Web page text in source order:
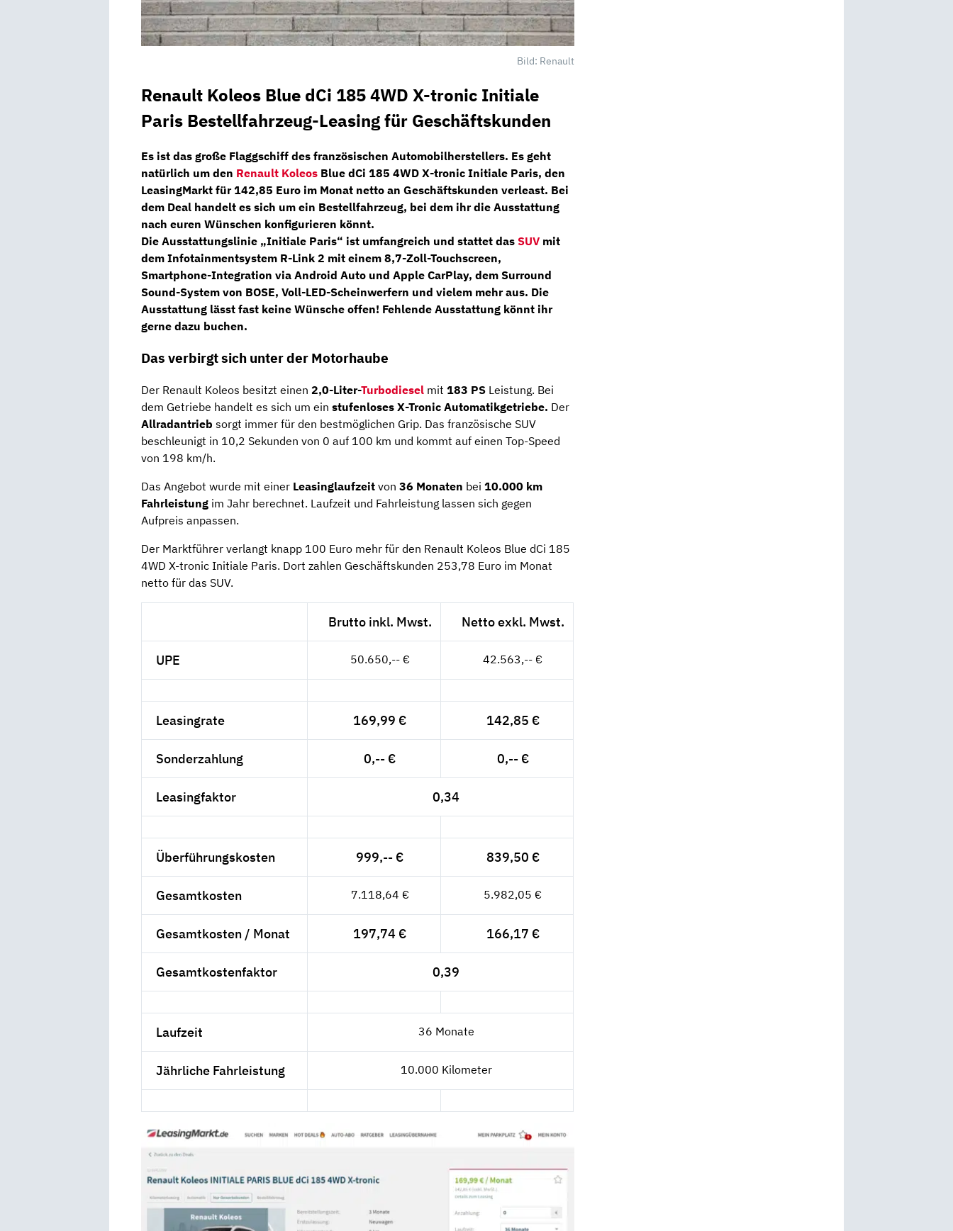
Bild: Renault
Renault Koleos Blue dCi 185 4WD X-tronic Initiale
Paris Bestellfahrzeug-Leasing für Geschäftskunden
Es ist das große Flaggschiff des französischen Automobilherstellers. Es geht
natürlich um den Renault Koleos Blue dCi 185 4WD X-tronic Initiale Paris, den
LeasingMarkt für142,85 Euro im Monat netto an Geschäftskunden verleast. Bei
dem Deal handelt es sich um ein Bestellfahrzeug, bei dem ihr die Ausstattung
nach euren Wünschen konfigurieren könnt.
Die Ausstattungslinie „Initiale Paris“ ist umfangreich und stattet das SUV mit
dem Infotainmentsystem R-Link 2 mit einem 8,7-Zoll-Touchscreen,
Smartphone-Integration via Android Auto und Apple CarPlay, dem Surround
Sound-System von BOSE, Voll-LED-Scheinwerfern und vielem mehr aus. Die
Ausstattung lässt fast keine Wünsche offen! Fehlende Ausstattung könnt ihr
gerne dazu buchen.
Das verbirgt sich unter der Motorhaube
Der Renault Koleos besitzt einen 2,0-Liter-Turbodiesel mit 183 PS Leistung. Bei
dem Getriebe handelt es sich um ein stufenloses X-Tronic Automatikgetriebe. Der
Allradantrieb sorgt immer für den bestmöglichen Grip. Das französische SUV
beschleunigt in 10,2 Sekunden von 0 auf 100 km und kommt auf einen Top-Speed
von 198 km/h.
Das Angebot wurde mit einer Leasinglaufzeit von 36 Monaten bei 10.000 km
Fahrleistung im Jahr berechnet. Laufzeit und Fahrleistung lassen sich gegen
Aufpreis anpassen.
Der Marktführer verlangt knapp 100 Euro mehr für den Renault Koleos Blue dCi 185
4WD X-tronic Initiale Paris. Dort zahlen Geschäftskunden 253,78 Euro im Monat
netto für das SUV.
Brutto inkl. Mwst. Netto exkl. Mwst.
UPE 50.650,-- € 42.563,-- €
Leasingrate 169,99 € 142,85 €
Sonderzahlung 0,-- € 0,-- €
Leasingfaktor 0,34
Überführungskosten 999,-- € 839,50 €
Gesamtkosten 7.118,64 € 5.982,05 €
Gesamtkosten / Monat 197,74 € 166,17 €
Gesamtkostenfaktor 0,39
Laufzeit 36 Monate
Jährliche Fahrleistung 10.000 Kilometer